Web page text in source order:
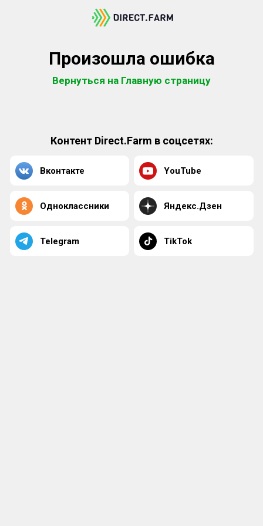
Произошла ошибка
Вернуться на Главную страницу
Контент Direct.Farm в соцсетях:
Вконтакте YouTube
Одноклассники Яндекс.Дзен
Telegram TikTok